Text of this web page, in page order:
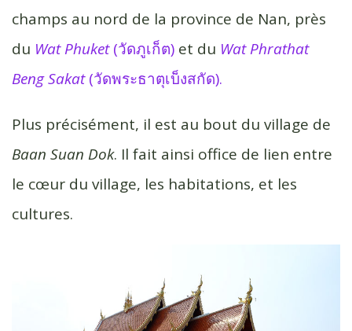
b
o
k
t
e
a
g
r
champs au nord de la province de Nan, près
du Wat Phuket(วัดภูเก็ต) et du Wat Phrathat
Beng Sakat(วัดพระธาตุเบ็งสกัด).
Plus précisément, il est au bout du village de
Baan Suan Dok. Il fait ainsi office de lien entre
le cœur du village, les habitations, et les
cultures.